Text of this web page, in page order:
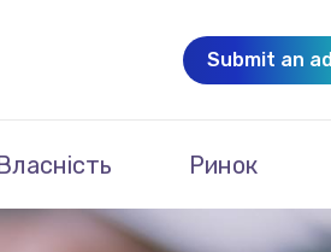
Submit an ad
Ринок